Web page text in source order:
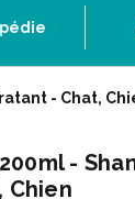
- Chat,
200ml -
Chien